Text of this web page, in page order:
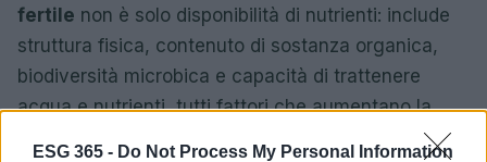
ESG 365 - Do Not Process My Personal Information
fertile non è solo disponibilità di nutrienti: include
struttura fisica, contenuto di sostanza organica,
biodiversità microbica e capacità di trattenere
acqua e nutrienti, tutti fattori che aumentano la